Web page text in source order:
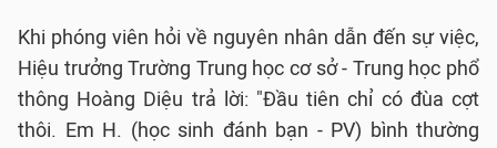
Khi phóng viên hỏi về nguyên nhân dẫn đến sự việc,
Hiệu trưởng Trường Trung học cơ sở - Trung học phổ
thông Hoàng Diệu trả lời: "Đầu tiên chỉ có đùa cợt
thôi. Em H. (học sinh đánh bạn - PV) bình thường